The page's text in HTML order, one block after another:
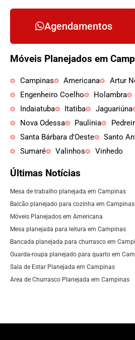
Agendamentos
Móveis Planejados em
Campinas Americana Artur
Engenheiro Coelho
Holambra
Indaiatuba
Itatiba Jaguariúna
Nova Odessa
Paulínia
Santa Bárbara d'Oeste
Santo
Sumaré
Valinhos Vinhedo
Últimas Notícias
Mesa de trabalho planejada em Campinas
Balcão planejado para cozinha em Campinas
Móveis Planejados em Americana
Mesa planejada para leitura em Campinas
Bancada planejada para churrasco em
Guarda-roupa planejado para quarto em
Sala de Estar Planejada em Campinas
Área de Churrasco Planejada em Campinas